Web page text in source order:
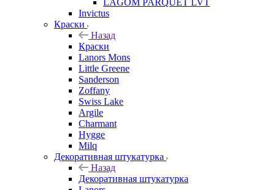
LAGOM PARQUET LVT
Invictus
Краски
Назад
Краски
Lanors Mons
Little Greene
Sanderson
Zoffany
Swiss Lake
Argile
Charmant
Hygge
Milq
Декоративная штукатурка
Назад
Декоративная штукатурка